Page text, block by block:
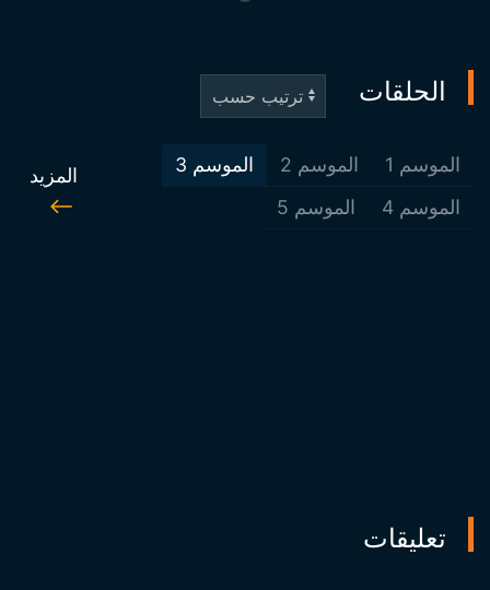
الحلقات
الموسم 1 الموسم 2 الموسم 3
الموسم 4 الموسم 5
المزيد
تعليقات